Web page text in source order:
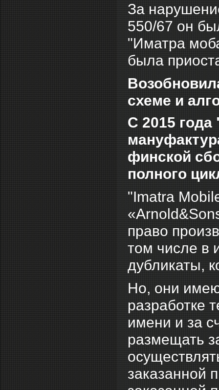
За
550/67 он
"Иматра
была
схеме и
С 2015 года
финской
полного
"Imatra
право
том числе в
дубликаты,
Но, они
разработке
имени и за
размещать
заказанной